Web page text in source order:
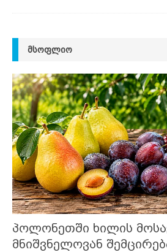
ᲛᲡᲝᲤᲚᲘᲝ
პოლონეთში ხილის
მნიშვნელოვან